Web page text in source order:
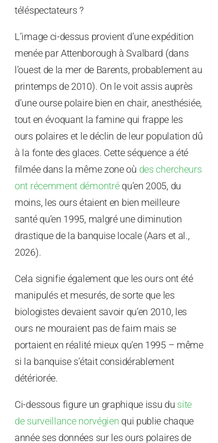
téléspectateurs ?
L’image ci-dessus provient d’une expédition
menée par Attenborough à Svalbard (dans
l’ouest de la mer de Barents, probablement au
printemps de 2010). On le voit assis auprès
d’une ourse polaire bien en chair, anesthésiée,
tout en évoquant la famine qui frappe les
ours polaires et le déclin de leur population dû
à la fonte des glaces. Cette séquence a été
filmée dans la même zone où des chercheurs
ont récemment démontréqu’en 2005, du
moins, les ours étaient en bien meilleure
santé qu’en 1995, malgré une diminution
drastique de la banquise locale (Aars et al.,
2026).
Cela signifie également que les ours ont été
manipulés et mesurés, de sorte que les
biologistes devaient savoir qu’en 2010, les
ours ne mouraient pas de faim mais se
portaient en réalité mieux qu’en 1995 – même
si la banquise s’était considérablement
détériorée.
Ci-dessous figure un graphique issu du site
de surveillance norvégien qui publie chaque
année ses données sur les ours polaires de